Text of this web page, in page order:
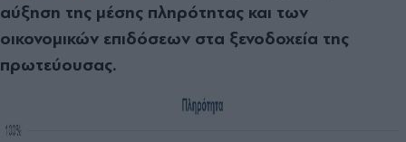
αύξηση της μέσης πληρότητας και των
οικονομικών επιδόσεων στα ξενοδοχεία της
πρωτεύουσας.